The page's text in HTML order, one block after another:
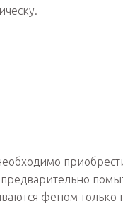
феном только